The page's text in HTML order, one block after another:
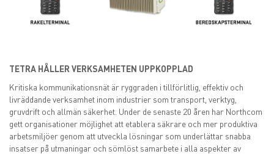
TETRA HÅLLER VERKSAMHETEN UPPKOPPLAD
Kritiska kommunikationsnät är ryggraden i tillförlitlig, effektiv och
livräddande verksamhet inom industrier som transport, verktyg,
gruvdrift och allmän säkerhet. Under de senaste 20 åren har Northcom
gett organisationer möjlighet att etablera säkrare och mer produktiva
arbetsmiljöer genom att utveckla lösningar som underlättar snabba
insatser på utmaningar och sömlöst samarbete i alla aspekter av